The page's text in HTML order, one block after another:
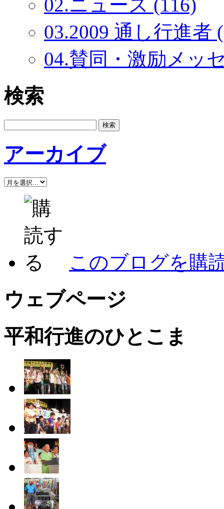
02.ニュース (116)
03.2009 通し行進者
04.賛同・激励メッ
検索
アーカイブ
このブログを購
ウェブページ
平和行進のひとこま